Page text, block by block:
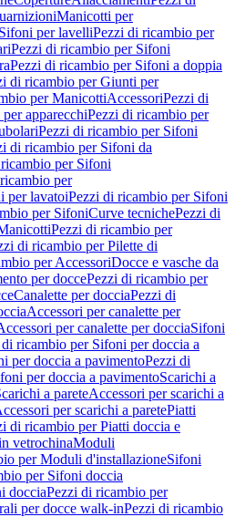
Manicotti per
Sifoni per lavelliPezzi di ricambio per
Pezzi di ricambio per Sifoni
Pezzi di ricambio per Sifoni a doppia
di ricambio per Giunti per
per ManicottiAccessoriPezzi di
apparecchiPezzi di ricambio per
Pezzi di ricambio per Sifoni
di ricambio per Sifoni da
per Sifoni
per
per lavatoiPezzi di ricambio per Sifoni
per SifoniCurve tecnichePezzi di
Pezzi di ricambio per
di ricambio per Pilette di
per AccessoriDocce e vasche da
per doccePezzi di ricambio per
Canalette per docciaPezzi di
Accessori per canalette per
per canalette per docciaSifoni
ricambio per Sifoni per doccia a
per doccia a pavimentoPezzi di
per doccia a pavimentoScarichi a
a pareteAccessori per scarichi a
per scarichi a paretePiatti
di ricambio per Piatti doccia e
vetrochinaModuli
per Moduli d'installazioneSifoni
per Sifoni doccia
docciaPezzi di ricambio per
per docce walk-inPezzi di ricambio